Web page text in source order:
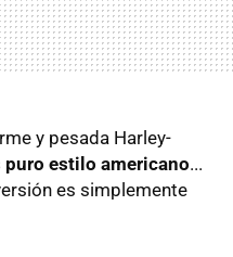
y pesada Harley-
puro estilo americano...
es simplemente